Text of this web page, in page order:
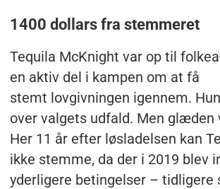
stemmeretten tilbage. Det
ikke personer dømt for mord
seksuelle forbrydelser.
Før 2018 mistede tidligere
permanent stemmeretten.
1400 dollars fra stemmeret
Tequila McKnight var op til
en aktiv del i kampen om at få
stemt lovgivningen igennem.
over valgets udfald. Men glæden
Her 11 år efter løsladelsen kan
ikke stemme, da der i 2019 blev
yderligere betingelser – tidligere